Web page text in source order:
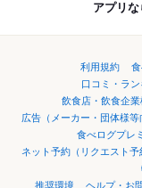
アプリな
利用規約
口コミ・ラ
飲食店・飲食企
広告（メーカー・団体様
食べログプレ
ネット予約（リクエスト予
推奨環境
ヘルプ・お